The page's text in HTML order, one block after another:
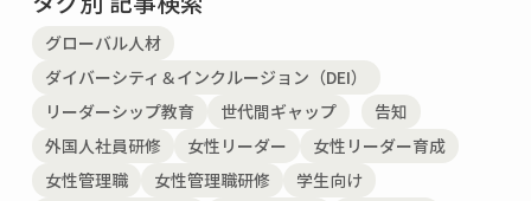
グローバル人材
ダイバーシティ＆インクルージョン（DEI）
リーダーシップ教育
世代間ギャップ
告知
外国人社員研修
女性リーダー
女性リーダー育成
女性管理職
女性管理職研修
学生向け